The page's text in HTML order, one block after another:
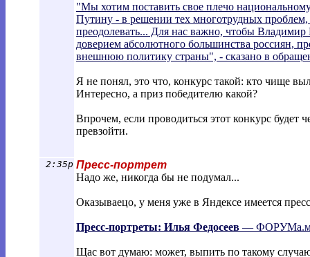
"Мы хотим поставить свое плечо
Путину - в решении тех многотрудных проблем,
преодолевать... Для нас важно, чтобы Владимир
доверием абсолютного большинства россиян,
внешнюю политику страны", - сказано в
Я не понял, это что, конкурс такой: кто чище
Интересно, а приз победителю какой?
Впрочем, если проводиться этот конкурс
превзойти.
2:35p Пресс-портрет
Надо же, никогда бы не подумал...
Оказываецо, у меня уже в Яндексе имеется
Пресс-портреты: Илья Федосеев —
Щас вот думаю: может, выпить по такому